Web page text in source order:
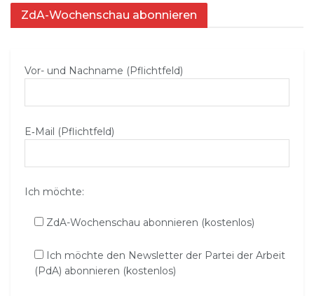
ZdA-Wochenschau abonnieren
Vor- und Nachname (Pflichtfeld)
E‑Mail (Pflichtfeld)
Ich möchte:
ZdA-Wochenschau abonnieren (kostenlos)
Ich möchte den Newsletter der Partei der Arbeit
(PdA) abonnieren (kostenlos)